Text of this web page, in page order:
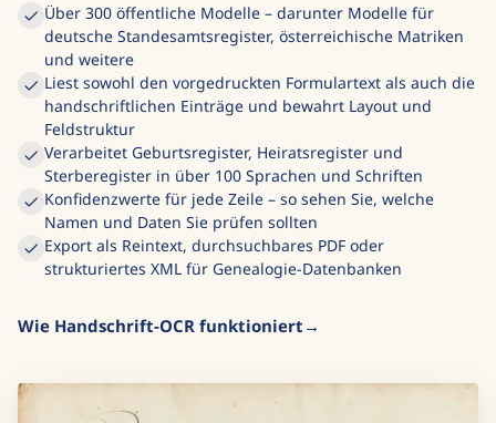
Über 300 öffentliche Modelle – darunter Modelle für
deutsche Standesamtsregister, österreichische Matriken
und weitere
Liest sowohl den vorgedruckten Formulartext als auch die
handschriftlichen Einträge und bewahrt Layout und
Feldstruktur
Verarbeitet Geburtsregister, Heiratsregister und
Sterberegister in über 100 Sprachen und Schriften
Konfidenzwerte für jede Zeile – so sehen Sie, welche
Namen und Daten Sie prüfen sollten
Export als Reintext, durchsuchbares PDF oder
strukturiertes XML für Genealogie-Datenbanken
Wie Handschrift-OCR funktioniert